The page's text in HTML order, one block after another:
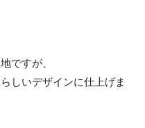
ですが、
しいデザインに仕上げま